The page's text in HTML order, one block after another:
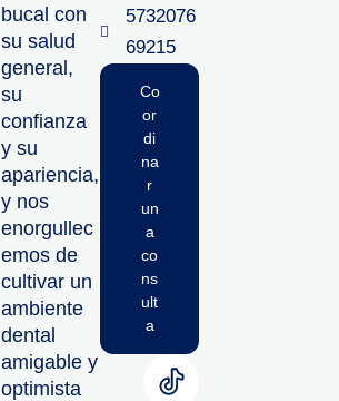
bucal con
su salud
general,
su
confianza
y su
apariencia,
y nos
enorgullec
emos de
cultivar un
ambiente
dental
amigable y
optimista
5732076
69215‬
Co
or
di
na
r
un
a
co
ns
ult
a